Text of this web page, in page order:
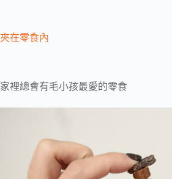
夾在零食內
家裡總會有毛小孩最愛的零食